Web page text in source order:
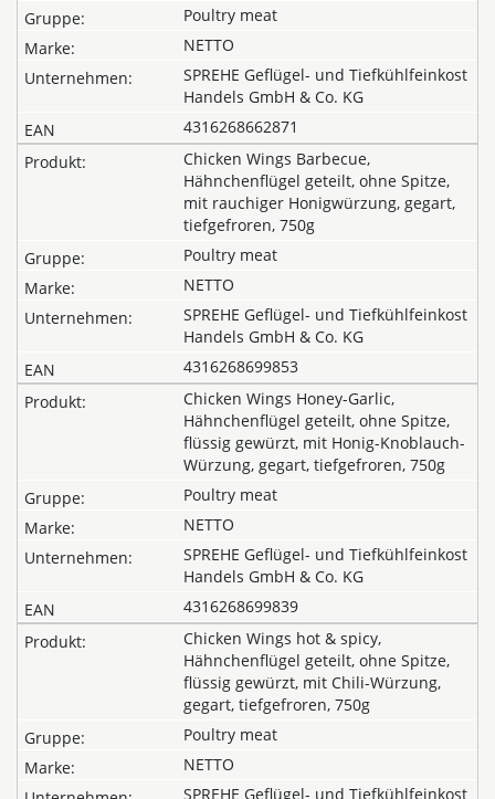
Poultry meat
NETTO
SPREHE Geflügel- und Tiefkühlfeinkost
Handels GmbH & Co. KG
4316268662871
Chicken Wings Barbecue,
Hähnchenflügel geteilt, ohne Spitze,
mit rauchiger Honigwürzung, gegart,
tiefgefroren, 750g
Poultry meat
NETTO
SPREHE Geflügel- und Tiefkühlfeinkost
Handels GmbH & Co. KG
4316268699853
Chicken Wings Honey-Garlic,
Hähnchenflügel geteilt, ohne Spitze,
flüssig gewürzt, mit Honig-Knoblauch-
Würzung, gegart, tiefgefroren, 750g
Poultry meat
NETTO
SPREHE Geflügel- und Tiefkühlfeinkost
Handels GmbH & Co. KG
4316268699839
Chicken Wings hot & spicy,
Hähnchenflügel geteilt, ohne Spitze,
flüssig gewürzt, mit Chili-Würzung,
gegart, tiefgefroren, 750g
Poultry meat
NETTO
SPREHE Geflügel- und Tiefkühlfeinkost